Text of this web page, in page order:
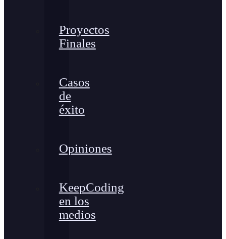
Proyectos
Finales
Casos
de
éxito
Opiniones
KeepCoding
en los
medios